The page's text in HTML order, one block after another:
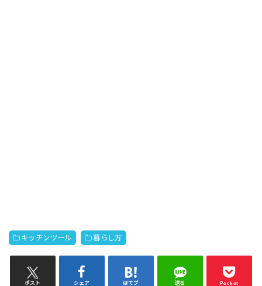
キッチンツール 暮らし方
ポスト シェア はてブ 送る Pocket